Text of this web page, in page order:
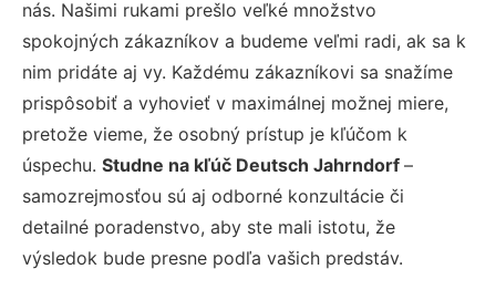
nás. Našimi rukami prešlo veľké množstvo
spokojných zákazníkov a budeme veľmi radi, ak sa k
nim pridáte aj vy. Každému zákazníkovi sa snažíme
prispôsobiť a vyhovieť v maximálnej možnej miere,
pretože vieme, že osobný prístup je kľúčom k
úspechu. Studne na kľúč Deutsch Jahrndorf –
samozrejmosťou sú aj odborné konzultácie či
detailné poradenstvo, aby ste mali istotu, že
výsledok bude presne podľa vašich predstáv.